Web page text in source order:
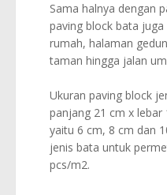
Sama halnya dengan
paving block bata
rumah, halaman
taman hingga jalan
Ukuran paving block
panjang 21 cm x lebar
yaitu 6 cm, 8 cm dan
jenis bata untuk
pcs/m2.